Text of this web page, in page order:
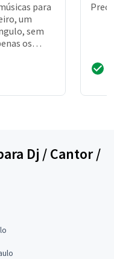
para
um
sem
os
Dj / Cantor /